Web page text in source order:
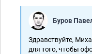
Буров
Здравствуйте,
для того, чтобы